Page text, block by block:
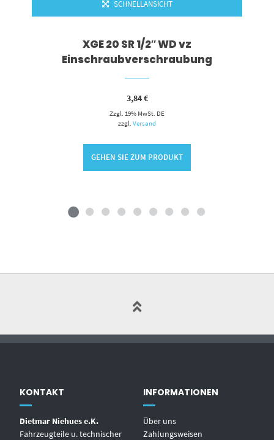
SCHNELLANSICHT
XGE 20 SR 1/2″ WD vz
Einschraubverschraubung
3,84€
Zzgl. 19% MwSt. DE
zzgl.Versand
GEHEN SIE ZUM PRODUKT
KONTAKT
Dietmar Niehues e.K.
Fahrzeugteile u. technischer
INFORMATIONEN
Über uns
Zahlungsweisen